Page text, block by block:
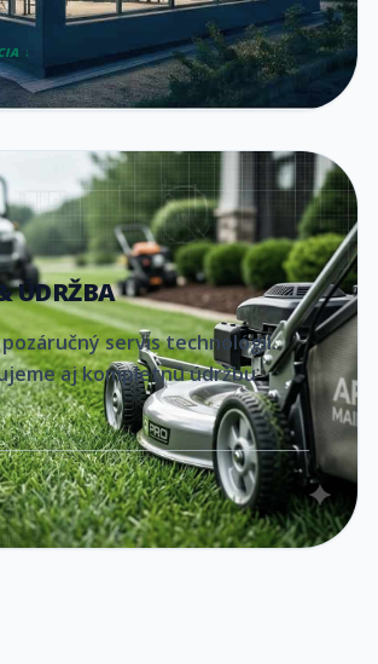
↓
ÚDRŽBA
servis technológií.
aj kompletnú údržbu